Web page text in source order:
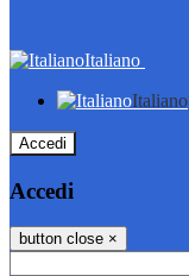
Italiano
Italiano
Accedi
Accedi
button close ×